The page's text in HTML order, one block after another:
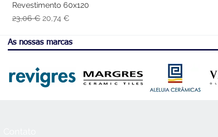
Revestimento 60x120
Preço normal
23,06 € Preço promocional
20,74 €
As nossas marcas